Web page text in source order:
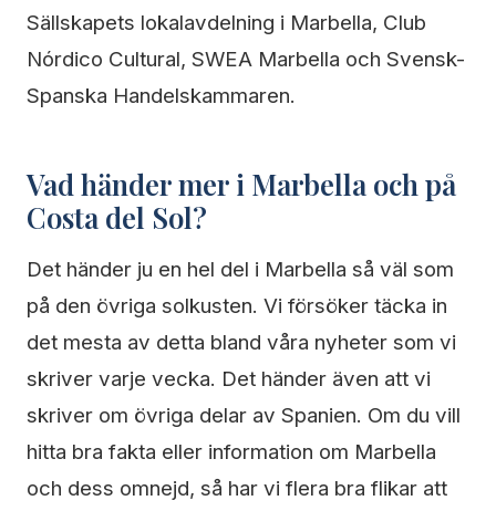
Sällskapets lokalavdelning i Marbella, Club
Nórdico Cultural, SWEA Marbella och Svensk-
Spanska Handelskammaren.
Vad händer mer i Marbella och på
Costa del Sol?
Det händer ju en hel del i Marbella så väl som
på den övriga solkusten. Vi försöker täcka in
det mesta av detta bland våra nyheter som vi
skriver varje vecka. Det händer även att vi
skriver om övriga delar av Spanien. Om du vill
hitta bra fakta eller information om Marbella
och dess omnejd, så har vi flera bra flikar att